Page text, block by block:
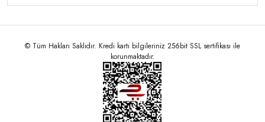
© Tüm Hakları Saklıdır. Kredi kartı bilgileriniz 256bit SSL sertifikası ile
korunmaktadır.